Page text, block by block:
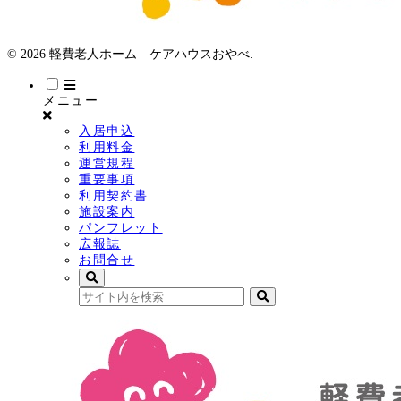
© 2026 軽費老人ホーム ケアハウスおやべ.
メニュー
入居申込
利用料金
運営規程
重要事項
利用契約書
施設案内
パンフレット
広報誌
お問合せ